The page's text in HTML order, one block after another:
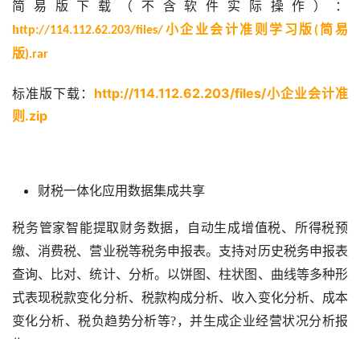
简易 版下载
（不含软件实际操作）：
http://114.112.62.203/files/小企业会计准则学习版 (简易
版).rar
标准版下载： http://114.112.62.203/files/小企业会计准
则.zip
财税一体化应用数据集成共享
税务管家智能提取财务数据，自动生成增值税、所得税预
缴、消费税、营业税等税务申报表。支持对历史税务申报表
查询、比对、统计、分析。以饼图、柱状图、曲线等多种形
式表现税款变化分析、税款构成分析、收入变化分析、成本
变化分析、税负趋势分析等?，并生成企业经营状况分析报